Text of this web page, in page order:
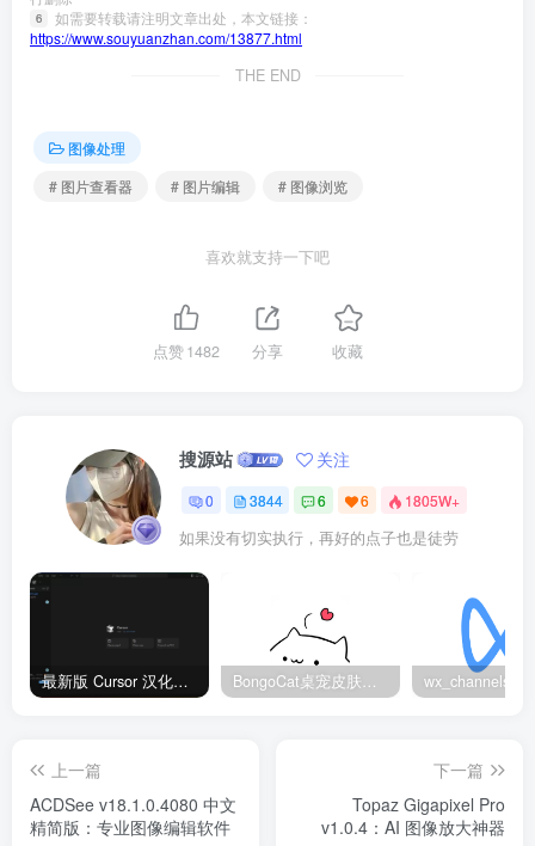
6
如需要转载请注明文章出处，本文链接：
https://www.souyuanzhan.com/13877.html
THE END
图像处理
# 图片查看器
# 图片编辑 # 图像浏览
喜欢就支持一下吧
点赞1482 分享 收藏
搜源站 关注
0 3844 6 6 1805W+
如果没有切实执行，再好的点子也是徒劳
最新版 Cursor 汉化设置中文教程（两种简单方法，附中文语言包下载） BongoCat桌宠皮肤包大全：20款主题皮肤免费下载
上一篇
ACDSee v18.1.0.4080 中文
精简版：专业图像编辑软件
下一篇
Topaz Gigapixel Pro
v1.0.4：AI 图像放大神器